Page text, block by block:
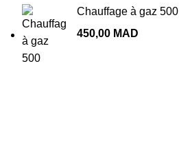
Chauffage à gaz 500
450,00 MAD